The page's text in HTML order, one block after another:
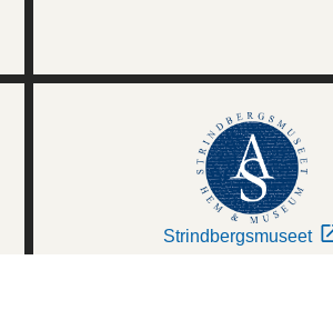
Strindbergsmuseet